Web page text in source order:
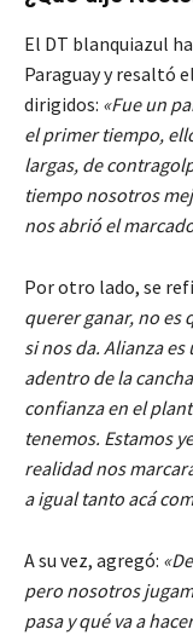
El DT blanquiazul
Paraguay y resaltó
dirigidos: «Fue un
el primer tiempo,
largas, de
tiempo nosotros
nos abrió el
Por otro lado, se
querer ganar, no es
si nos da. Alianza
adentro de la
confianza en el
tenemos. Estamos
realidad nos
a igual tanto acá
A su vez, agregó:
pero nosotros
pasa y qué va a